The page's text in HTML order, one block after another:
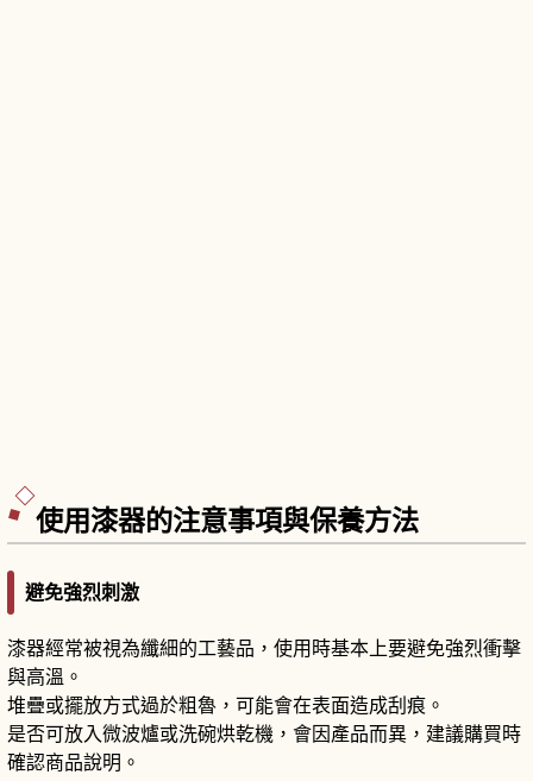
使用漆器的注意事項與保養方法
避免強烈刺激
漆器經常被視為纖細的工藝品，使用時基本上要避免強烈衝擊
與高溫。
堆疊或擺放方式過於粗魯，可能會在表面造成刮痕。
是否可放入微波爐或洗碗烘乾機，會因產品而異，建議購買時
確認商品說明。